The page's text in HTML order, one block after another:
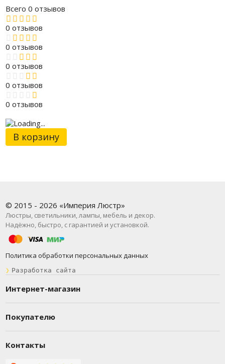
Всего 0 отзывов
0 отзывов
0 отзывов
0 отзывов
0 отзывов
0 отзывов
В корзину
© 2015 - 2026 «Империя Люстр»
Люстры, светильники, лампы, мебель и декор.
Надёжно, быстро, с гарантией и установкой.
Политика обработки персональных данных
❯ Разработка сайта
Интернет-магазин
Покупателю
Контакты